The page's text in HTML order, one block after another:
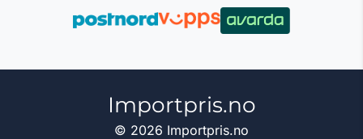
Importpris.no
© 2026 Importpris.no